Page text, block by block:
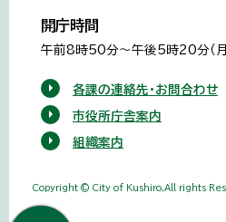
開庁時間
午前8時50分～午後5時20分（月
各課の連絡先・お問合わせ
市役所庁舎案内
組織案内
Copyright © City of Kushiro,All rights